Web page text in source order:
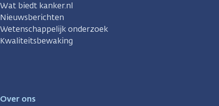
Wat biedt kanker.nl
Nieuwsberichten
Wetenschappelijk onderzoek
Kwaliteitsbewaking
Over ons